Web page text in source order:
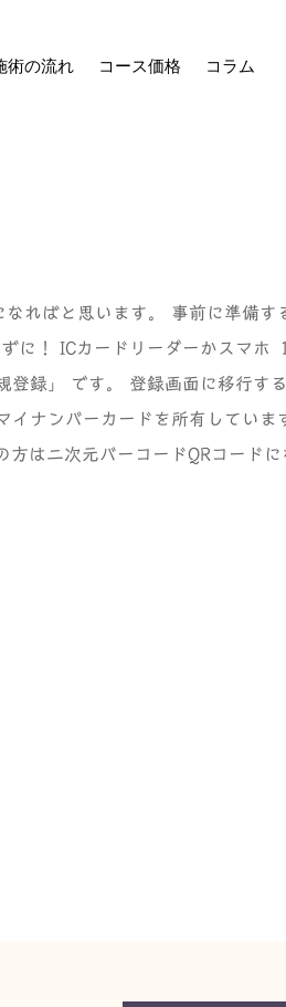
術の流れ コース価格 コラム
ればと思います。 事前に準備す
に！ ICカードリーダーかスマホ
登録」 です。 登録画面に移行す
イナンバーカードを所有していま
は二次元バーコードQRコードに